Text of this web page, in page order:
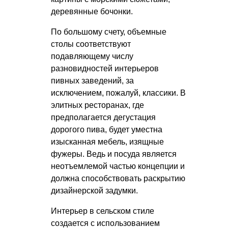
деревянные бочонки.
По большому счету, объемные
столы соответствуют
подавляющему числу
разновидностей интерьеров
пивных заведений, за
исключением, пожалуй, классики. В
элитных ресторанах, где
предполагается дегустация
дорогого пива, будет уместна
изысканная мебель, изящные
фужеры. Ведь и посуда является
неотъемлемой частью концепции и
должна способствовать раскрытию
дизайнерской задумки.
Интерьер в сельском стиле
создается с использованием